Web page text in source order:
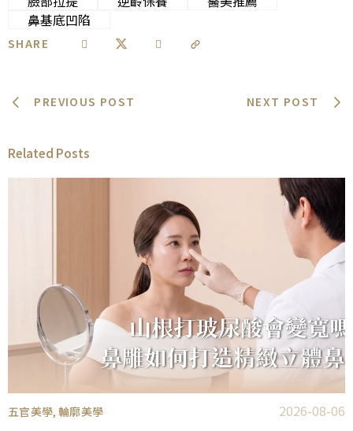
鼻基底凹陷
SHARE
PREVIOUS POST NEXT POST
Related Posts
五官美學,輪廓美學 2026-08-06